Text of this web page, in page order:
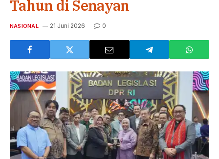
Tahun di Senayan
NASIONAL 21 Juni 2026 0